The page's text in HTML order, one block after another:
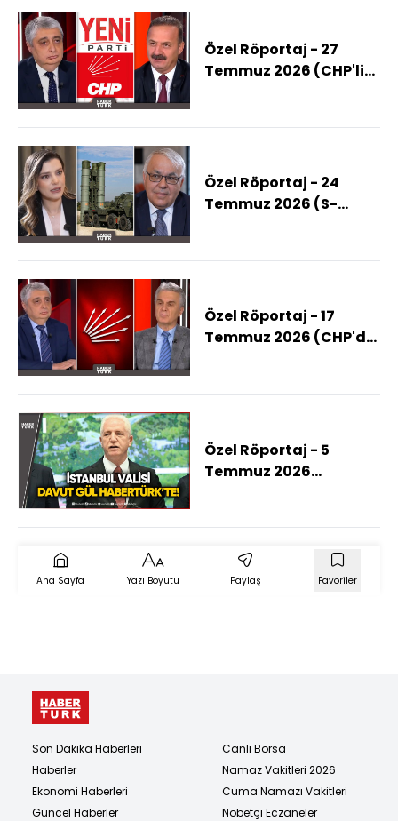
Özel Röportaj - 27
Temmuz 2026 (CHP'li
Özel Röportaj - 24
Temmuz 2026 (S-
Özel Röportaj - 17
Temmuz 2026 (CHP'de
Özel Röportaj - 5
Temmuz 2026
Hayatınızı
Değiştirecek 6 Kritik
Başlık!)
Ana Sayfa Yazı Boyutu Paylaş Favoriler
Son Dakika Haberleri
Haberler
Ekonomi Haberleri
Güncel Haberler
Canlı Borsa
Namaz Vakitleri 2026
Cuma Namazı Vakitleri
Nöbetçi Eczaneler